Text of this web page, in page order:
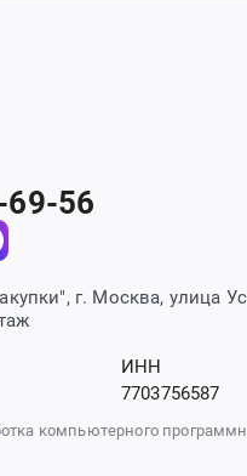
56
г. Москва, улица
ИНН
7703756587
компьютерного